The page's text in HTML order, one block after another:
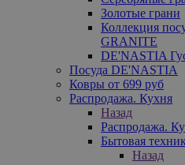
Золотые грани
Коллекция
GRANITE
DE'NASTIA
Посуда DE'NASTIA
Ковры от 699 руб
Распродажа. Кухня
Назад
Распродажа.
Бытовая
Назад